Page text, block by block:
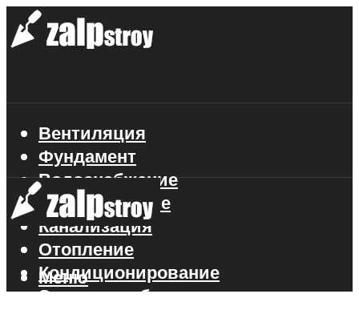
Вентиляция
Фундамент
Водоснабжение
Газоснабжение
Канализация
Отопление
Кондиционирование
Электроснабжение
Меню